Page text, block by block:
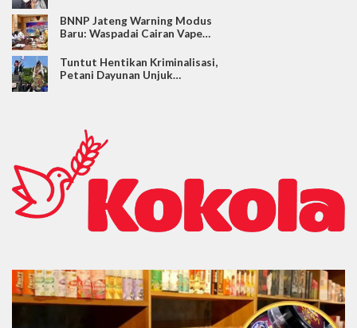
BNNP Jateng Warning Modus
Baru: Waspadai Cairan Vape…
Tuntut Hentikan Kriminalisasi,
Petani Dayunan Unjuk…